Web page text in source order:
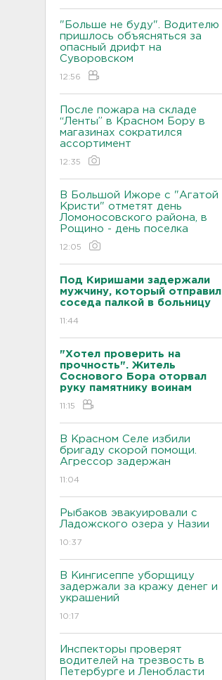
"Больше не буду". Водителю
пришлось объясняться за
опасный дрифт на
Суворовском
12:56
После пожара на складе
“Ленты” в Красном Бору в
магазинах сократился
ассортимент
12:35
В Большой Ижоре с "Агатой
Кристи" отметят день
Ломоносовского района, в
Рощино - день поселка
12:05
Под Киришами задержали
мужчину, который отправил
соседа палкой в больницу
11:44
"Хотел проверить на
прочность". Житель
Соснового Бора оторвал
руку памятнику воинам
11:15
В Красном Селе избили
бригаду скорой помощи.
Агрессор задержан
11:04
Рыбаков эвакуировали с
Ладожского озера у Назии
10:37
В Кингисеппе уборщицу
задержали за кражу денег и
украшений
10:17
Инспекторы проверят
водителей на трезвость в
Петербурге и Ленобласти